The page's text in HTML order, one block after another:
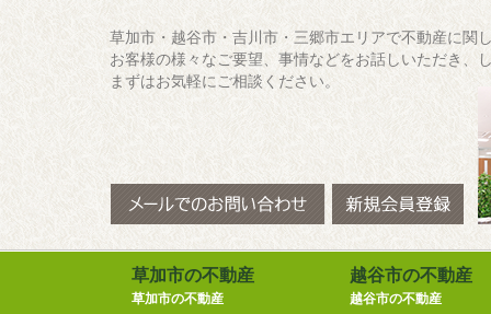
草加市・越谷市・吉川市・三郷市エリアで不動産に関
お客様の様々なご要望、事情などをお話しいただき、
まずはお気軽にご相談ください。
草加市の不動産
草加市の不動産
越谷市の不動産
越谷市の不動産